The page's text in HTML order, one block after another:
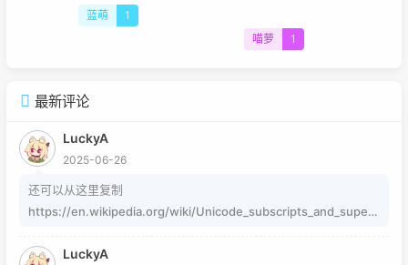
喵萝 1
蓝萌 1
最新评论
LuckyA
2025-06-26
还可以从这里复制
https://en.wikipedia.org/wiki/Unicode_subscripts_and_supers
https://www.jiuwa.net/xzm/ 相关问题可以在这里找到
LuckyA